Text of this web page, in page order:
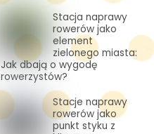
Stacja naprawy
rowerów jako
element
zielonego miasta:
Jak dbają o wygodę
rowerzystów?
Stacje naprawy
rowerów jako
punkt styku z